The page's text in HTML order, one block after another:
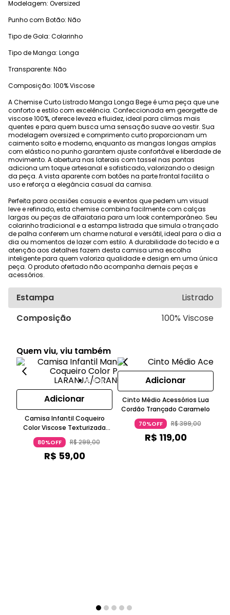
Modelagem: Oversized
Punho com Botão: Não
Tipo de Gola: Colarinho
Tipo de Manga: Longa
Transparente: Não
Composição: 100% Viscose
A Chemise Curto Listrado Manga Longa Bege é uma peça que une
conforto e estilo com excelência. Confeccionada em georgette de
viscose 100%, oferece leveza e fluidez, ideal para climas mais
quentes e para quem busca uma sensação suave ao vestir. Sua
modelagem oversized e comprimento curto proporcionam um
caimento solto e moderno, enquanto as mangas longas amplas
com elástico no punho garantem ajuste confortável e liberdade de
movimento. A abertura nas laterais com tassel nas pontas
adiciona um toque artesanal e sofisticado, valorizando o design
da peça. A vista aparente com botões na parte frontal facilita o
uso e reforça a elegância casual da camisa.
Perfeita para ocasiões casuais e eventos que pedem um visual
leve e refinado, esta chemise combina facilmente com calças
largas ou peças de alfaiataria para um look contemporâneo. Seu
colarinho tradicional e a estampa listrada que simula o trançado
de palha conferem um charme natural e versátil, ideal para o dia a
dia ou momentos de lazer com estilo. A durabilidade do tecido e a
atenção aos detalhes fazem desta camisa uma escolha
inteligente para quem valoriza qualidade e design em uma única
peça. O produto ofertado não acompanha demais peças e
acessórios.
Estampa
Listrado
Composição
100% Viscose
Quem viu, viu também
Adicionar
Camisa Infantil Coqueiro
Color Viscose Texturizada
Manga Curta Laranja
80%OFF R$299,00
R$ 59,00
Adicionar
Cinto Médio Acessórios Lua
Cordão Trançado Caramelo
70%OFF R$399,00
R$ 119,00